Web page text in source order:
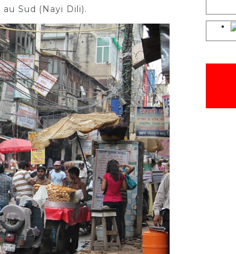
au Sud (Nayi Dili).